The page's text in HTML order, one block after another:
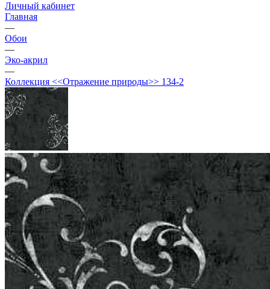
Личный кабинет
Главная
—
Обои
—
Эко-акрил
—
Коллекция <<Отражение природы>> 134-2